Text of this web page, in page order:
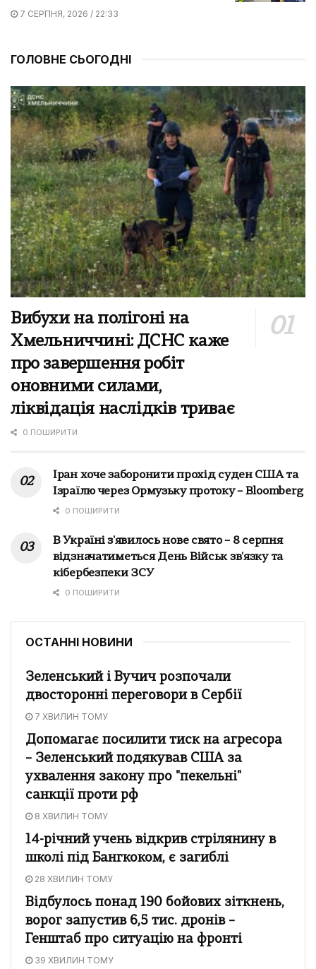
7 СЕРПНЯ, 2026 / 22:33
ГОЛОВНЕ СЬОГОДНІ
Вибухи на полігоні на
Хмельниччині: ДСНС каже
про завершення робіт
оновними силами,
ліквідація наслідків триває
0 ПОШИРИТИ
Іран хоче заборонити прохід суден США та
Ізраїлю через Ормузьку протоку – Bloomberg
0 ПОШИРИТИ
В Україні з'явилось нове свято – 8 серпня
відзначатиметься День Військ зв'язку та
кібербезпеки ЗСУ
0 ПОШИРИТИ
ОСТАННІ НОВИНИ
Зеленський і Вучич розпочали
двосторонні переговори в Сербії
7 ХВИЛИН ТОМУ
Допомагає посилити тиск на агресора
– Зеленський подякував США за
ухвалення закону про "пекельні"
санкції проти рф
8 ХВИЛИН ТОМУ
14-річний учень відкрив стрілянину в
школі під Бангкоком, є загиблі
28 ХВИЛИН ТОМУ
Відбулось понад 190 бойових зіткнень,
ворог запустив 6,5 тис. дронів –
Генштаб про ситуацію на фронті
39 ХВИЛИН ТОМУ